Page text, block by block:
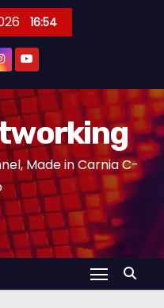
16:54
Made in Carnia C-